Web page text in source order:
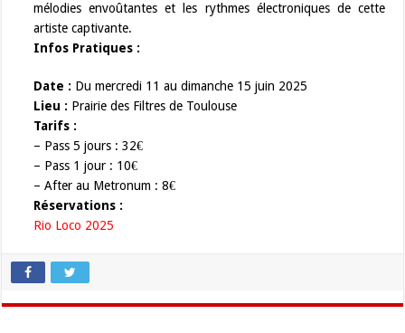
mélodies envoûtantes et les rythmes électroniques de cette
artiste captivante.
Infos Pratiques :
Date : Du mercredi 11 au dimanche 15 juin 2025
Lieu : Prairie des Filtres de Toulouse
Tarifs :
– Pass 5 jours : 32€
– Pass 1 jour : 10€
– After au Metronum : 8€
Réservations :
Rio Loco 2025